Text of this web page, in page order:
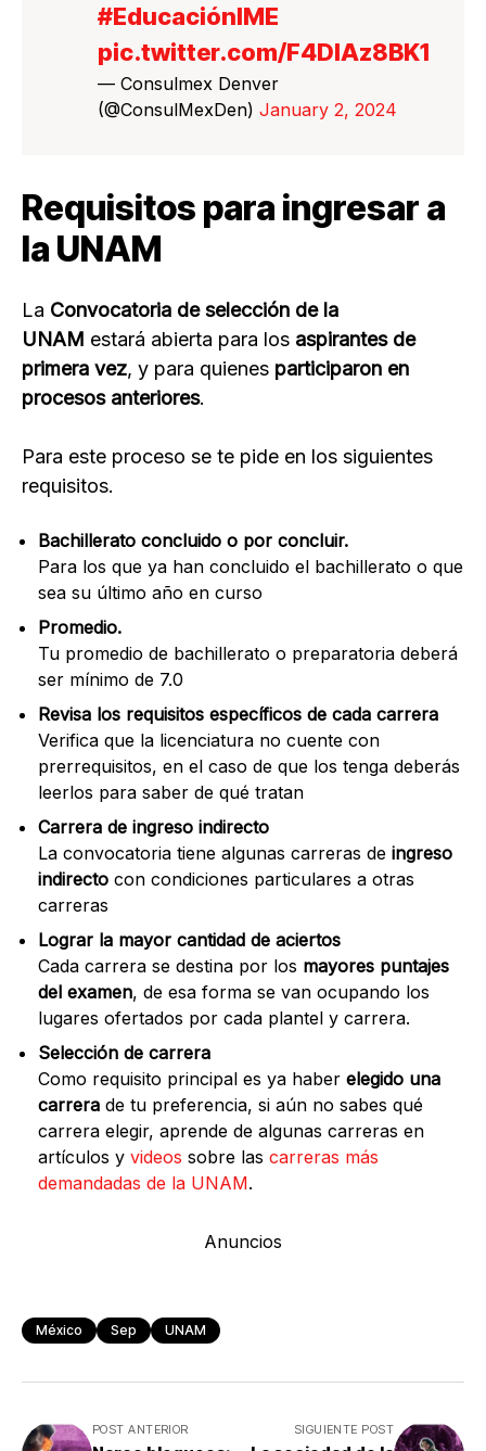
#EducaciónIME
pic.twitter.com/F4DIAz8BK1
— Consulmex Denver
(@ConsulMexDen) January 2, 2024
Requisitos para ingresar a
la UNAM
La Convocatoria de selección de la
UNAM estará abierta para los aspirantes de
primera vez, y para quienes participaron en
procesos anteriores.
Para este proceso se te pide en los siguientes
requisitos.
Bachillerato concluido o por concluir.
Para los que ya han concluido el bachillerato o que
sea su último año en curso
Promedio.
Tu promedio de bachillerato o preparatoria deberá
ser mínimo de 7.0
Revisa los requisitos específicos de cada carrera
Verifica que la licenciatura no cuente con
prerrequisitos, en el caso de que los tenga deberás
leerlos para saber de qué tratan
Carrera de ingreso indirecto
La convocatoria tiene algunas carreras de ingreso
indirecto con condiciones particulares a otras
carreras
Lograr la mayor cantidad de aciertos
Cada carrera se destina por los mayores puntajes
del examen, de esa forma se van ocupando los
lugares ofertados por cada plantel y carrera.
Selección de carrera
Como requisito principal es ya haber elegido una
carrera de tu preferencia, si aún no sabes qué
carrera elegir, aprende de algunas carreras en
artículos y videos sobre las carreras más
demandadas de la UNAM.
Anuncios
México Sep UNAM
POST ANTERIOR SIGUIENTE POST